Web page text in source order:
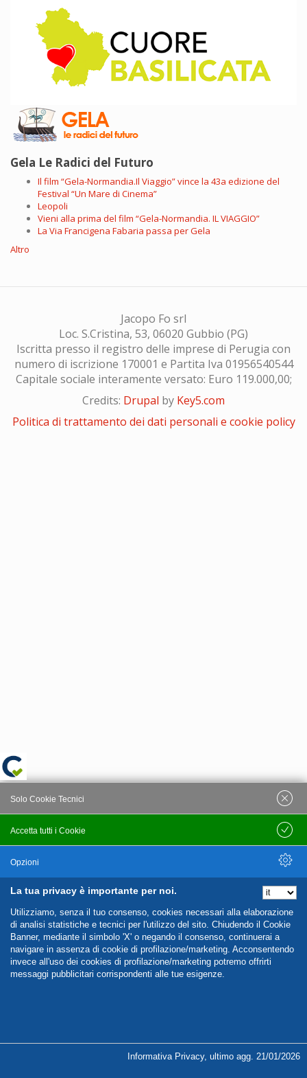
Gela Le Radici del Futuro
Il film “Gela-Normandia.Il Viaggio” vince la 43a edizione del
Festival “Un Mare di Cinema”
Leopoli
Vieni alla prima del film “Gela-Normandia. IL VIAGGIO”
La Via Francigena Fabaria passa per Gela
Altro
Jacopo Fo srl
Loc. S.Cristina, 53, 06020 Gubbio (PG)
Iscritta presso il registro delle imprese di Perugia con
numero di iscrizione 170001 e Partita Iva 01956540544
Capitale sociale interamente versato: Euro 119.000,00;
Credits: Drupal by Key5.com
Politica di trattamento dei dati personali e cookie policy
La tua privacy è importante per noi.
Utilizziamo, senza il tuo consenso, cookies necessari alla elaborazione
di analisi statistiche e tecnici per l'utilizzo del sito. Chiudendo il Cookie
Banner, mediante il simbolo 'X' o negando il consenso, continuerai a
navigare in assenza di cookie di profilazione/marketing. Acconsentendo
invece all'uso dei cookies di profilazione/marketing potremo offrirti
messaggi pubblicitari corrispondenti alle tue esigenze.
Accetta tutti i Cookie
Solo Cookie Tecnici
Salva
Opzioni
Nascondi Opzioni
Informativa Privacy, ultimo agg. 21/01/2026